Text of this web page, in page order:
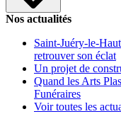
Nos actualités
Saint-Juéry-le-
retrouver son éclat
Un projet de
Quand les Arts
Funéraires
Voir toutes les